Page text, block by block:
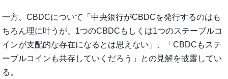
一方、CBDCについて「中央銀行がCBDCを発行するのはも
ちろん理に叶うが、1つのCBDCもしくは1つのステーブルコ
インが支配的な存在になるとは思えない」、「CBDCもステ
ーブルコインも共存していくだろう」との見解を披露してい
る。